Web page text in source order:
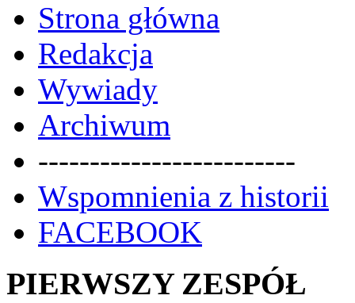
Strona główna
Redakcja
Wywiady
Archiwum
-------------------------
Wspomnienia z historii
FACEBOOK
PIERWSZY ZESPÓŁ